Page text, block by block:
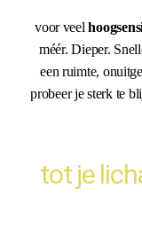
voor veel
méér. Dieper.
een ruimte,
probeer je sterk te
tot je